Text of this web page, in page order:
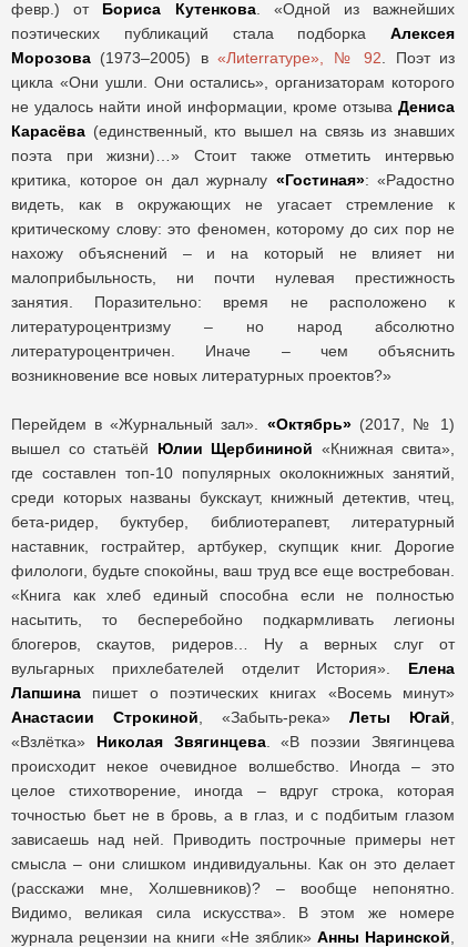
февр.) от Бориса Кутенкова. «Одной из важнейших
поэтических публикаций стала подборка Алексея
Морозова (1973–2005) в«Лиterraтуре», № 92 . Поэт из
цикла «Они ушли. Они остались», организаторам которого
не удалось найти иной информации, кроме отзыва Дениса
Карасёва (единственный, кто вышел на связь из знавших
поэта при жизни)…» Стоит также отметить интервью
критика, которое он дал журналу «Гостиная»: «Радостно
видеть, как в окружающих не угасает стремление к
критическому слову: это феномен, которому до сих пор не
нахожу объяснений – и на который не влияет ни
малоприбыльность, ни почти нулевая престижность
занятия. Поразительно: время не расположено к
литературоцентризму – но народ абсолютно
литературоцентричен. Иначе – чем объяснить
возникновение все новых литературных проектов?»
Перейдем в «Журнальный зал». «Октябрь»(2017, № 1)
вышел со статьёй Юлии Щербининой «Книжная свита»,
где составлен топ-10 популярных околокнижных занятий,
среди которых названы букскаут, книжный детектив, чтец,
бета-ридер, буктубер, библиотерапевт, литературный
наставник, гострайтер, артбукер, скупщик книг. Дорогие
филологи, будьте спокойны, ваш труд все еще востребован.
«Книга как хлеб единый способна если не полностью
насытить, то бесперебойно подкармливать легионы
блогеров, скаутов, ридеров… Ну а верных слуг от
вульгарных прихлебателей отделит История». Елена
Лапшина пишет о поэтических книгах «Восемь минут»
Анастасии Строкиной , «Забыть-река» Леты Югай
«Взлётка» Николая Звягинцева. «В поэзии Звягинцева
происходит некое очевидное волшебство. Иногда – это
целое стихотворение, иногда – вдруг строка, которая
точностью бьет не в бровь, а в глаз, и с подбитым глазом
зависаешь над ней. Приводить построчные примеры нет
смысла – они слишком индивидуальны. Как он это делает
(расскажи мне, Холшевников)? – вообще непонятно.
Видимо, великая сила искусства». В этом же номере
журнала рецензии на книги «Не зяблик» Анны Наринской